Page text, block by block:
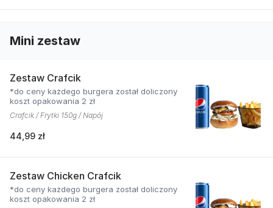
Mini zestaw
Zestaw Crafcik
*do ceny każdego burgera został doliczony
koszt opakowania 2 zł
Crafcik / Frytki 150g / Napój
44,99 zł
Zestaw Chicken Crafcik
*do ceny każdego burgera został doliczony
koszt opakowania 2 zł